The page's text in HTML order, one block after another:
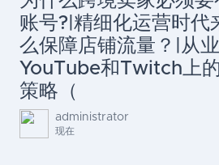
账号?|精细化运营时代
么保障店铺流量？|从
YouTube和Twitch上
策略（
administrator
现在